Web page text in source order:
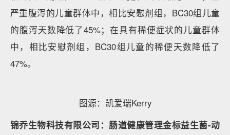
利芽孢型益生菌，属于我国《可食用菌种名单》，具有
支持肠道健康、免疫健康、促进蛋白吸收等益处。与一
般益生菌不同，GanedenBC30®最外层坚硬的芽孢壁
会起到保护作用，抵御酸碱变化和高温，灵活适应煮
用。作为功能性原料，可应用于传统益生菌所无法应用
的食品和饮料中，包括软糖、零食、坚果、热饮等。